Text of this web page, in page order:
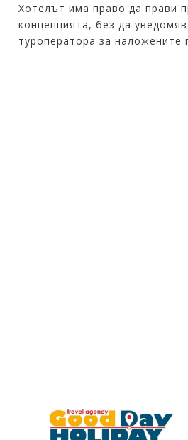
Хотелът има право да прави
концепцията, без да
туроператора за наложените